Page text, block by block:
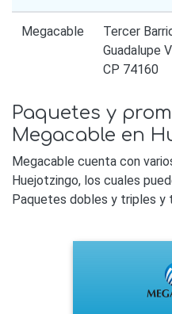
Megacable
Tercer
Guadalupe
CP 74160
Paquetes y
Megacable en
Megacable cuenta con
Huejotzingo, los cuales
Paquetes dobles y triples y